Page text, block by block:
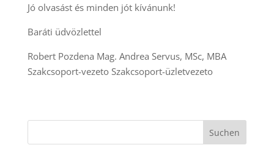
Jó olvasást és minden jót kívánunk!
Baráti üdvözlettel
Robert Pozdena Mag. Andrea Servus, MSc, MBA
Szakcsoport-vezeto Szakcsoport-üzletvezeto